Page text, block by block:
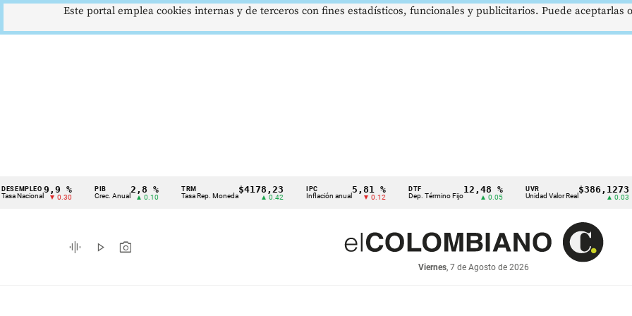
Cintillo
indicadores
económicos
9,9 %
▼ 0.30
PIB
Crec. Anual
2,8 %
▲ 0.10
TRM
Tasa Rep. Moneda
$4178,23
▲ 0.42
IPC
Inflación anual
5,81 %
▼ 0.12
DTF
Dep. Término Fijo
12,48 %
▲ 0.05
UVR
Unidad Valor Real
$386,1273
▲ 0.03
graphic_eq play_arrow photo_camera
Viernes, 7 de Agosto de 2026
Este portal emplea cookies internas y de terceros con fines estadísticos, funcionales y publicitarios. Puede aceptarlas